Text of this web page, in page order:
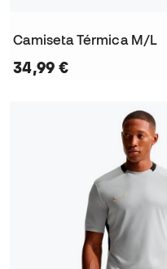
Camiseta Térmica M/L
34,99 €